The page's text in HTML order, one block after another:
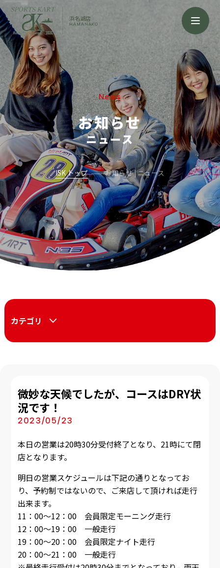
浜名湖店
HAMANAKO
News
お知らせ
ニュース
ISK トップ お知らせ | ニュース
カテゴリ
微妙な天候でしたが、コースはDRY状
況です！
2023/05/23
本日の営業は20時30分受付終了となり、21時にて閉
店となります。
明日の営業スケジュールは下記の通りとなってお
り、予約制ではないので、ご来店して頂ければ走行
出来ます。
11：00～12：00 会員限定モーニング走行
12：00～19：00 一般走行
19：00～20：00 会員限定ナイト走行
20：00～21：00 一般走行